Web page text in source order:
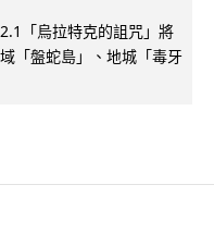
「烏拉特克的詛咒」將
「盤蛇島」、地城「毒牙